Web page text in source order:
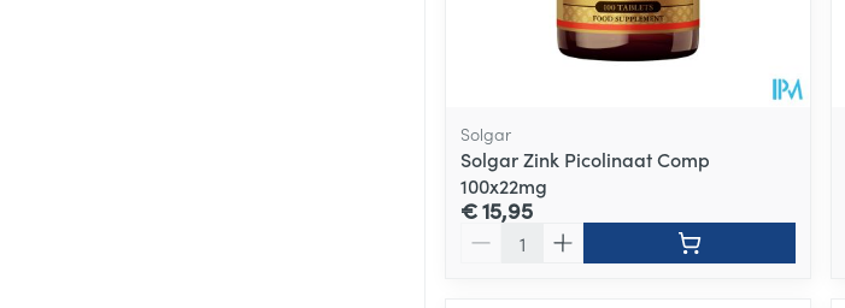
Solgar
Solgar Zink Picolinaat Comp
100x22mg
€ 15,95